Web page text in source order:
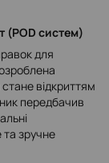
(POD систем)
для
відкриттям
передбачив
та зручне